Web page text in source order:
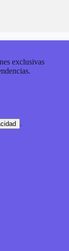
exclusivas
.